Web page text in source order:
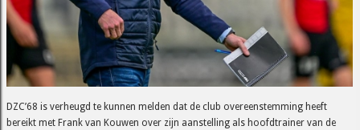
DZC’68 is verheugd te kunnen melden dat de club overeenstemming heeft
bereikt met Frank van Kouwen over zijn aanstelling als hoofdtrainer van de